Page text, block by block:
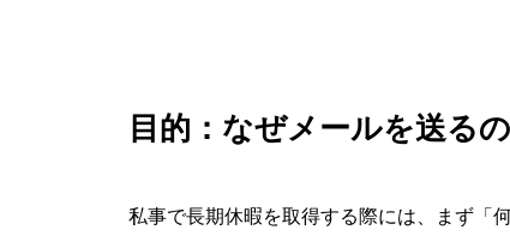
目的：なぜメールを送る
私事で長期休暇を取得する際には、まず「